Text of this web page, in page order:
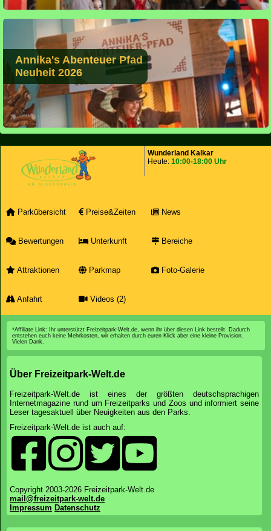
Annika's Abenteuer Pfad
Neuheit 2026
Wunderland Kalkar
Heute: 10:00-18:00 Uhr
Parkübersicht Preise&Zeiten News
Bewertungen Unterkunft Bereiche
Attraktionen Parkmap Foto-Galerie
Anfahrt Videos (2)
*Affiliate Link: Ihr unterstützt Freizeitpark-Welt.de, wenn ihr über diesen Link bestellt. Dadurch
entstehen euch keine Mehrkosten, wir erhalten durch euren Klick aber eine kleine Provision.
Vielen Dank.
Über Freizeitpark-Welt.de
Freizeitpark-Welt.de ist eines der größten deutschsprachigen
Internetmagazine rund um Freizeitparks und Zoos und informiert seine
Leser tagesaktuell über Neuigkeiten aus den Parks.
Freizeitpark-Welt.de ist auch auf:
Copyright 2003-2026 Freizeitpark-Welt.de
mail@freizeitpark-welt.de
Impressum Datenschutz